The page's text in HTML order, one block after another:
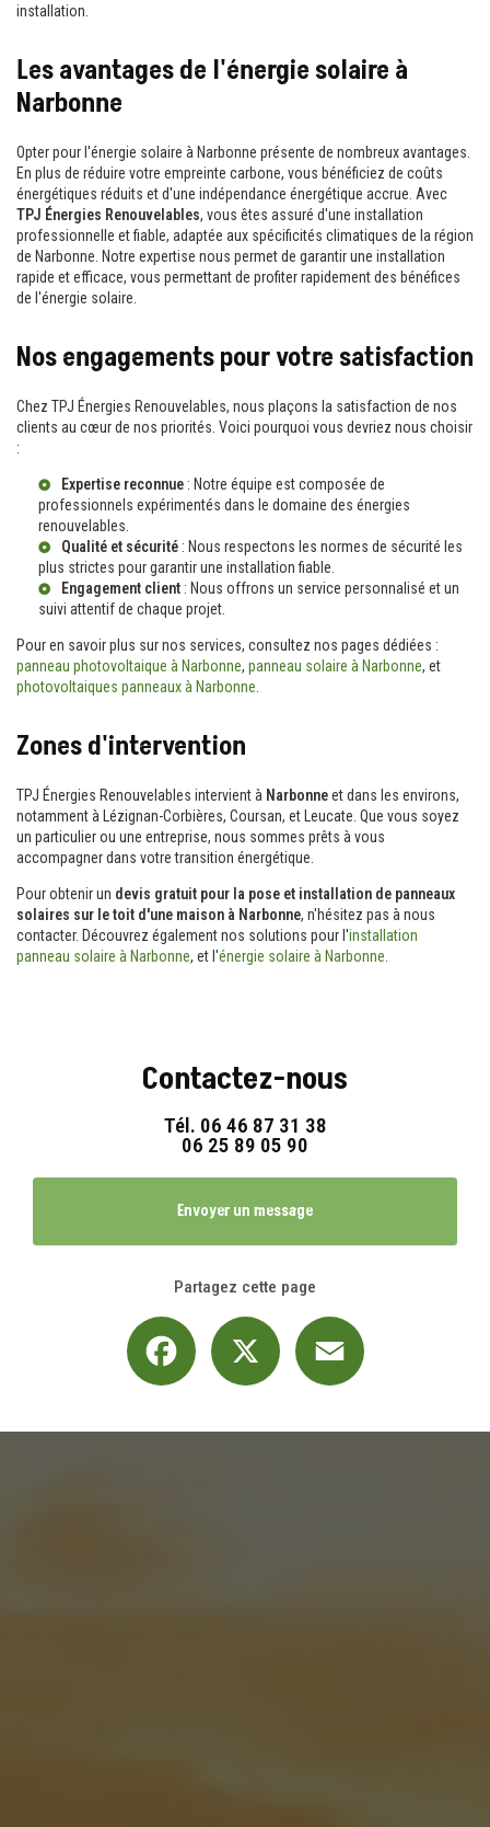
installation.
Les avantages de l'énergie solaire à
Narbonne
Opter pour l'énergie solaire à Narbonne présente de nombreux avantages.
En plus de réduire votre empreinte carbone, vous bénéficiez de coûts
énergétiques réduits et d'une indépendance énergétique accrue. Avec
TPJ Énergies Renouvelables, vous êtes assuré d'une installation
professionnelle et fiable, adaptée aux spécificités climatiques de la région
de Narbonne. Notre expertise nous permet de garantir une installation
rapide et efficace, vous permettant de profiter rapidement des bénéfices
de l'énergie solaire.
Nos engagements pour votre satisfaction
Chez TPJ Énergies Renouvelables, nous plaçons la satisfaction de nos
clients au cœur de nos priorités. Voici pourquoi vous devriez nous choisir
:
Expertise reconnue : Notre équipe est composée de
professionnels expérimentés dans le domaine des énergies
renouvelables.
Qualité et sécurité : Nous respectons les normes de sécurité les
plus strictes pour garantir une installation fiable.
Engagement client : Nous offrons un service personnalisé et un
suivi attentif de chaque projet.
Pour en savoir plus sur nos services, consultez nos pages dédiées :
panneau photovoltaique à Narbonne, panneau solaire à Narbonne, et
photovoltaiques panneaux à Narbonne
Zones d'intervention
TPJ Énergies Renouvelables intervient à Narbonneet dans les environs,
notamment à Lézignan-Corbières, Coursan, et Leucate. Que vous soyez
un particulier ou une entreprise, nous sommes prêts à vous
accompagner dans votre transition énergétique.
Pour obtenir un devis gratuit pour la pose et installation de panneaux
solaires sur le toit d'une maison à Narbonne, n'hésitez pas à nous
contacter. Découvrez également nos solutions pour l'installation
panneau solaire à Narbonne, et l'énergie solaire à Narbonne
Contactez-nous
Tél. 06 46 87 31 38
06 25 89 05 90
Envoyer un message
Partagez cette page
Facebook